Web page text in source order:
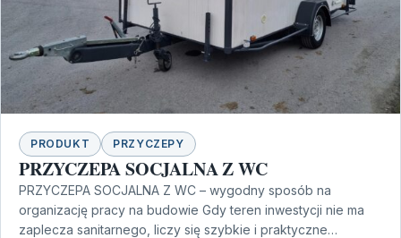
PRODUKT PRZYCZEPY
PRZYCZEPA SOCJALNA Z WC
PRZYCZEPA SOCJALNA Z WC – wygodny sposób na
organizację pracy na budowie Gdy teren inwestycji nie ma
zaplecza sanitarnego, liczy się szybkie i praktyczne…